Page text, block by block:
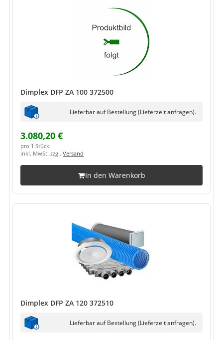
Dimplex DFP ZA 100 372500
Lieferbar auf Bestellung (Lieferzeit anfragen).
3.080,20 €
pro 1 Stück
inkl. MwSt. zzgl. Versand
In den Warenkorb
Dimplex DFP ZA 120 372510
Lieferbar auf Bestellung (Lieferzeit anfragen).